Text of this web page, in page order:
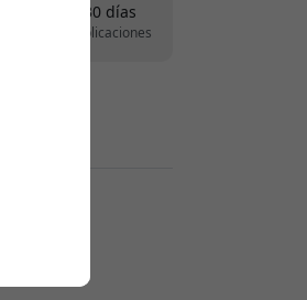
de 30 días
- sin complicaciones